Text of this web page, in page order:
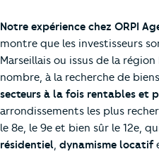
Notre expérience chez ORPI
montre que les investisseurs
Marseillais ou issus de la région
nombre, à la recherche de
secteurs à la fois rentables et
arrondissements les plus
le 8e, le 9e et bien sûr le 12e,
résidentiel dynamisme locatif